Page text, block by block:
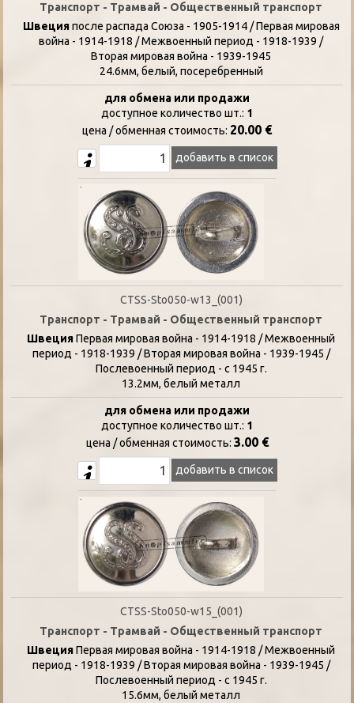
Транспорт - Трамвай - Общественный транспорт
Швецияпосле распада Союза - 1905-1914 / Первая мировая
война - 1914-1918 / Межвоенный период - 1918-1939 /
Вторая мировая война - 1939-1945
24.6мм, белый, посеребренный
для обмена или продажи
доступное количество шт.: 1
цена / oбменная стоимость: 20.00 €
добавить в список
CTSS-Sto050-w13_(001)
Транспорт - Трамвай - Общественный транспорт
ШвецияПервая мировая война - 1914-1918 / Межвоенный
период - 1918-1939 / Вторая мировая война - 1939-1945 /
Послевоенный период - с 1945 г.
13.2мм, белый металл
для обмена или продажи
доступное количество шт.: 1
цена / oбменная стоимость: 3.00 €
добавить в список
CTSS-Sto050-w15_(001)
Транспорт - Трамвай - Общественный транспорт
ШвецияПервая мировая война - 1914-1918 / Межвоенный
период - 1918-1939 / Вторая мировая война - 1939-1945 /
Послевоенный период - с 1945 г.
15.6мм, белый металл